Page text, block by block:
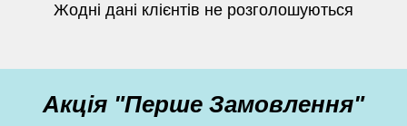
Жодні дані клієнтів не розголошуються
Акція "Перше Замовлення"